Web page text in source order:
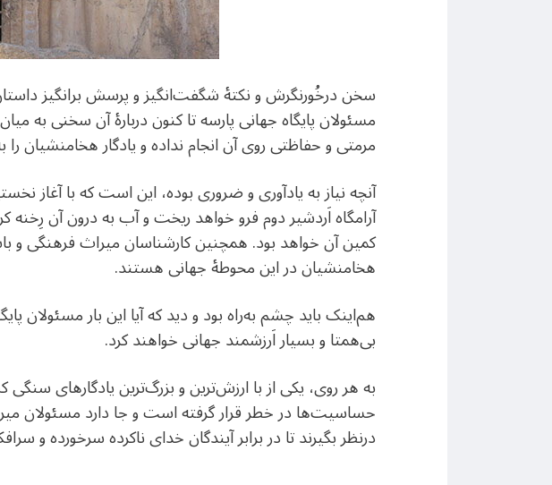
سخن درخُورنگرش و نکتۀ شگفت‌انگیز و پرسش برانگیز
مسئولان پایگاه جهانی پارسه تا کنون دربارۀ آن سخنی به
مرمتی و حفاظتی روی آن انجام نداده و یادگار هخامنشیان را
آنچه نیاز به یادآوری و ضروری بوده، این است که با آغاز
آرامگاه اَردشیر دوم فرو خواهد ریخت و آب به درون آن
کمین آن خواهد بود. همچنین کارشناسان میراث فرهنگی
هخامنشیان در این محوطۀ جهانی هستند.
هم‌اینک باید چشم به‌راه بود و دید که آیا این بار مسئولان
بی‌همتا و بسیار اَرزشمند جهانی خواهند کرد.
به هر روی، یکی از با ارزش‌ترین و بزرگ‌ترین یادگارهای
حساسیت‌ها در خطر قرار گرفته است و جا دارد مسئولان
درنظر بگیرند تا در برابر آیندگان خدای ناکرده سرخورده و